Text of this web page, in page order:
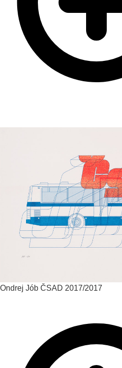
Ondrej Jób ČSAD 2017/2017